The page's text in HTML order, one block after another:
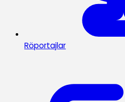
Röportajlar